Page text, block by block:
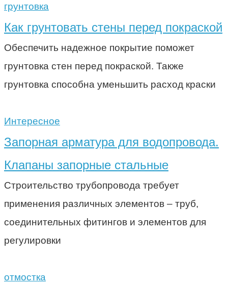
грунтовка
Как грунтовать стены перед покраской
Обеспечить надежное покрытие поможет
грунтовка стен перед покраской. Также
грунтовка способна уменьшить расход краски
Интересное
Запорная арматура для водопровода.
Клапаны запорные стальные
Строительство трубопровода требует
применения различных элементов – труб,
соединительных фитингов и элементов для
регулировки
отмостка